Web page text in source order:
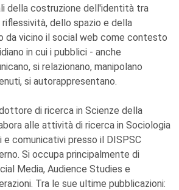
della costruzione dell'identità tra
dello spazio e della
da vicino il social web come contesto
in cui i pubblici - anche
si relazionano, manipolano
si autorappresentano.
di ricerca in Scienze della
alle attività di ricerca in Sociologia
comunicativi presso il DISPSC
Si occupa principalmente di
Media, Audience Studies e
Tra le sue ultime pubblicazioni: